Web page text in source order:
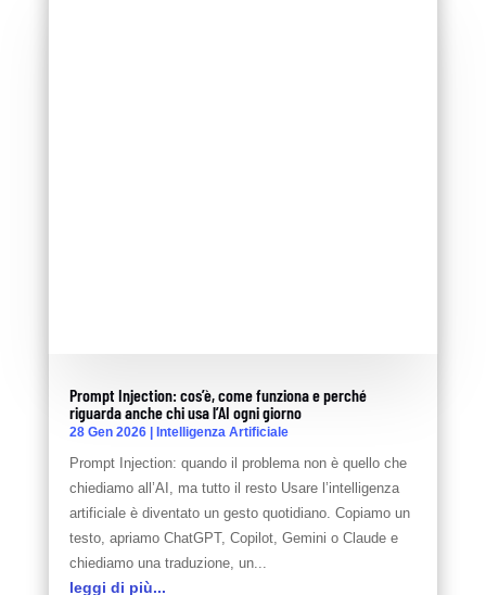
Prompt Injection: cos’è, come funziona e perché
riguarda anche chi usa l’AI ogni giorno
28 Gen 2026| Intelligenza Artificiale
Prompt Injection: quando il problema non è quello che
chiediamo all’AI, ma tutto il resto Usare l’intelligenza
artificiale è diventato un gesto quotidiano. Copiamo un
testo, apriamo ChatGPT, Copilot, Gemini o Claude e
chiediamo una traduzione, un...
leggi di più...